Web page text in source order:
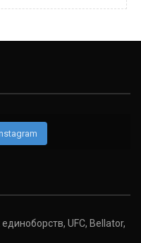
UFC, Bellator,